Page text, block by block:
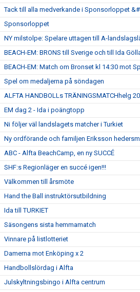
Tack till alla medverkande i Sponsorloppet
Sponsorloppet
NY milstolpe: Spelare uttagen till A-
BEACH-EM: BRONS till Sverige och till Ida
BEACH-EM: Match om Bronset kl 14:30 mot
Spel om medaljerna på söndagen
ALFTA HANDBOLLs TRÄNINGSMATCHhelg
EM dag 2 - Ida i poängtopp
Ni följer väl landslagets matcher i Turkiet
Ny ordförande och familjen Eriksson
ABC - Alfta BeachCamp, en ny SUCCÉ
SHF:s Regionläger en succé igen!!!
Välkommen till årsmöte
Hand the Ball instruktörsutbildning
Ida till TURKIET
Säsongens sista hemmamatch
Vinnare på listlotteriet
Damerna mot Enköping x 2
Handbollslördag i Alfta
Julskyltningsbingo i Alfta centrum